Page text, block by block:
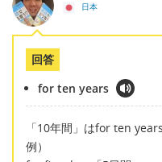
日本
回答
for ten years
「10年間」はfor ten
例）